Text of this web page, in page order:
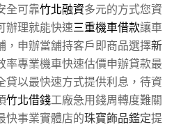
全可靠竹北融資多元的方式您資
辦理就能快速三重機車借款讓車
，申辦當舖持客戶即商品選擇新
率專業機車快速估價申辦貸款最
貸以最快速方式提供利息，待資
竹北借錢工廠急用錢周轉度難關
快事業實體店的珠寶飾品鑑定提